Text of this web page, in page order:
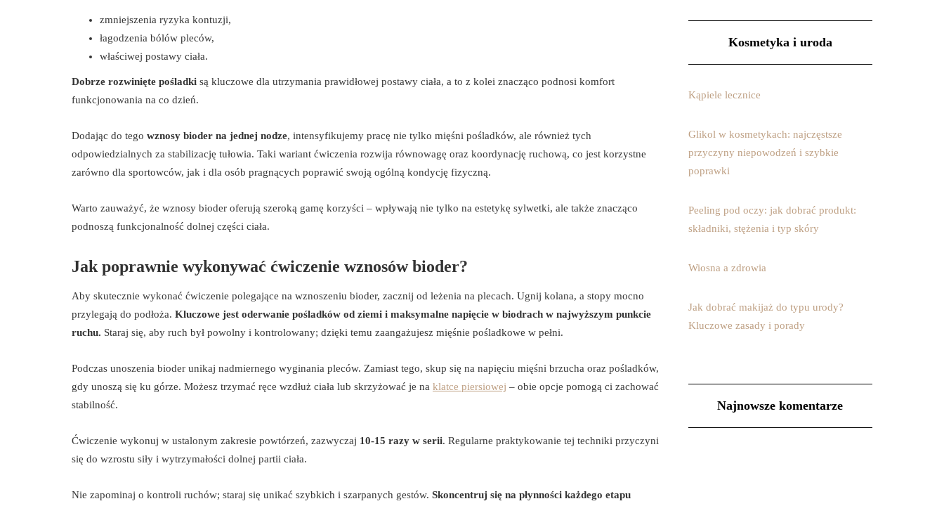
zmniejszenia ryzyka kontuzji,
łagodzenia bólów pleców,
właściwej postawy ciała.
Dobrze rozwinięte pośladki są kluczowe dla utrzymania prawidłowej postawy ciała, a to z kolei znacząco podnosi komfort
funkcjonowania na co dzień.
Dodając do tego wznosy bioder na jednej nodze, intensyfikujemy pracę nie tylko mięśni pośladków, ale również tych
odpowiedzialnych za stabilizację tułowia. Taki wariant ćwiczenia rozwija równowagę oraz koordynację ruchową, co jest korzystne
zarówno dla sportowców, jak i dla osób pragnących poprawić swoją ogólną kondycję fizyczną.
Warto zauważyć, że wznosy bioder oferują szeroką gamę korzyści – wpływają nie tylko na estetykę sylwetki, ale także znacząco
podnoszą funkcjonalność dolnej części ciała.
Jak poprawnie wykonywać ćwiczenie wznosów bioder?
Aby skutecznie wykonać ćwiczenie polegające na wznoszeniu bioder, zacznij od leżenia na plecach. Ugnij kolana, a stopy mocno
przylegają do podłoża. Kluczowe jest oderwanie pośladków od ziemi i maksymalne napięcie w biodrach w najwyższym punkcie
ruchu. Staraj się, aby ruch był powolny i kontrolowany; dzięki temu zaangażujesz mięśnie pośladkowe w pełni.
Podczas unoszenia bioder unikaj nadmiernego wyginania pleców. Zamiast tego, skup się na napięciu mięśni brzucha oraz pośladków,
gdy unoszą się ku górze. Możesz trzymać ręce wzdłuż ciała lub skrzyżować je na klatce piersiowej – obie opcje pomogą ci zachować
stabilność.
Ćwiczenie wykonuj w ustalonym zakresie powtórzeń, zazwyczaj 10-15 razy w serii. Regularne praktykowanie tej techniki przyczyni
się do wzrostu siły i wytrzymałości dolnej partii ciała.
Nie zapominaj o kontroli ruchów; staraj się unikać szybkich i szarpanych gestów. Skoncentruj się na płynności każdego etapu
Kosmetyka i uroda
Kąpiele lecznice
Glikol w kosmetykach: najczęstsze
przyczyny niepowodzeń i szybkie
poprawki
Peeling pod oczy: jak dobrać produkt:
składniki, stężenia i typ skóry
Wiosna a zdrowia
Jak dobrać makijaż do typu urody?
Kluczowe zasady i porady
Najnowsze komentarze